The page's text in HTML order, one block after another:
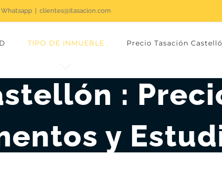
Whatsapp clientes@itasacion.com
TIPO DE INMUEBLE Precio Tasación
:
y